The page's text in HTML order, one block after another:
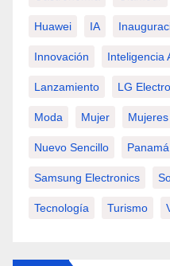
Huawei IA
Innovación Inteligencia
Lanzamiento LG
Moda Mujer Mujeres
Nuevo Sencillo Panamá
Samsung Electronics
Tecnología Turismo